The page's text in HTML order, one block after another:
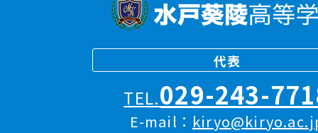
代表
TEL.029-243-
E-mail：